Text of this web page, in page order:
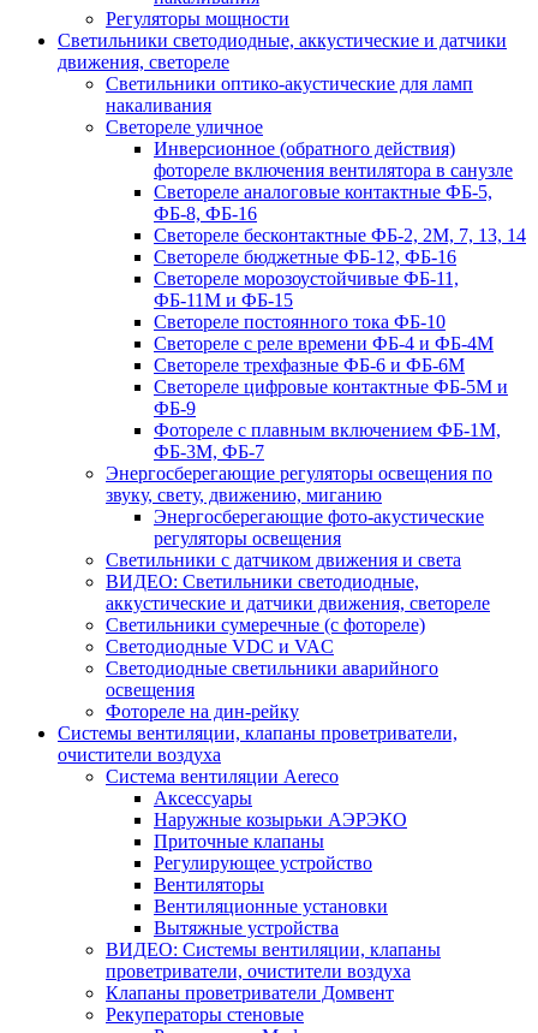
Регуляторы мощности
Светильники светодиодные, аккустические и датчики
движения, светореле
Светильники оптико-акустические для ламп
накаливания
Светореле уличное
Инверсионное (обратного действия)
фотореле включения вентилятора в санузле
Светореле аналоговые контактные ФБ-5,
ФБ-8, ФБ-16
Светореле бесконтактные ФБ-2, 2М, 7, 13, 14
Светореле бюджетные ФБ-12, ФБ-16
Светореле морозоустойчивые ФБ-11,
ФБ-11М и ФБ-15
Светореле постоянного тока ФБ-10
Светореле с реле времени ФБ-4 и ФБ-4М
Светореле трехфазные ФБ-6 и ФБ-6М
Светореле цифровые контактные ФБ-5М и
ФБ-9
Фотореле с плавным включением ФБ-1М,
ФБ-3М, ФБ-7
Энергосберегающие регуляторы освещения по
звуку, свету, движению, миганию
Энергосберегающие фото-акустические
регуляторы освещения
Светильники с датчиком движения и света
ВИДЕО: Светильники светодиодные,
аккустические и датчики движения, светореле
Светильники сумеречные (с фотореле)
Светодиодные VDC и VAC
Светодиодные светильники аварийного
освещения
Фотореле на дин-рейку
Системы вентиляции, клапаны проветриватели,
очистители воздуха
Система вентиляции Aereco
Аксессуары
Наружные козырьки АЭРЭКО
Приточные клапаны
Регулирующее устройство
Вентиляторы
Вентиляционные установки
Вытяжные устройства
ВИДЕО: Системы вентиляции, клапаны
проветриватели, очистители воздуха
Клапаны проветриватели Домвент
Рекуператоры стеновые